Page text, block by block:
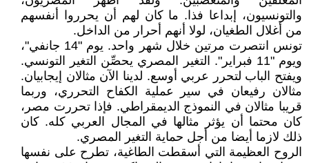
والتونسيون، إبداعا فذا. ما كان لهم أن يحرروا أنفسهم
من أغلال الطغيان، لولا أنهم أحرار من الداخل.
تونس انتصرت مرتين خلال شهر واحد. يوم "14 جانفي"،
ويوم "11 فبراير". التغير المصري يحصِّن التغير التونسي.
ويفتح الباب لتحرر عربي أوسع. لدينا الآن مثالان إيجابيان.
مثالان رفيعان في سير عملية الكفاح التحرري، وربما
قريبا مثالان في النموذج الديمقراطي. فإذا تحررت مصر،
كان محتما أن يؤثر مثالها في المجال العربي كله. كان
ذلك لازما أيضا من أجل حماية التغير المصري.
الروح العظيمة التي أسقطت الطاغية، تطرح على نفسها